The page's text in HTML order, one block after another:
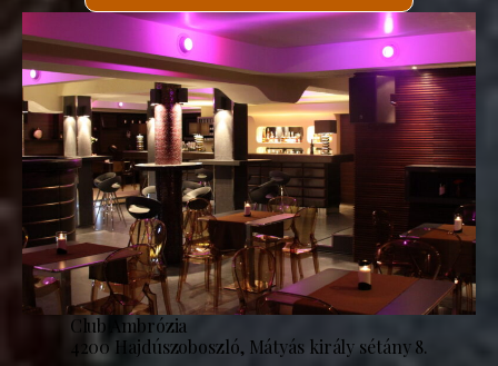
Club Ambrózia
4200 Hajdúszoboszló, Mátyás király sétány 8.